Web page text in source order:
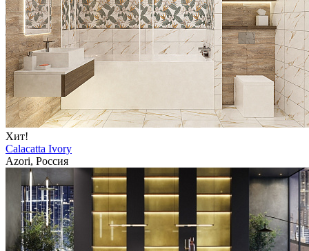
Хит!
Calacatta Ivory
Azori, Россия